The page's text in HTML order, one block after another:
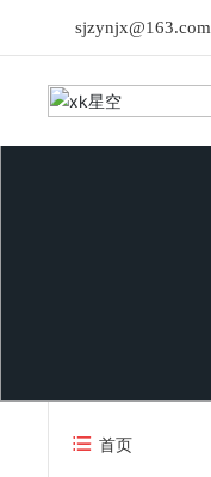
sjzynjx@163.com
首页